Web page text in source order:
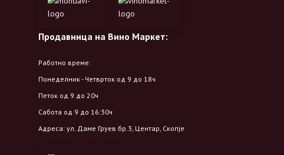
Продавница на Вино Маркет:
Работно време:
Понеделник - Четврток од 9 до 18ч
Петок од 9 до 20ч
Сабота од 9 до 16:30ч
Адреса: ул. Даме Груев бр.3, Центар, Скопје